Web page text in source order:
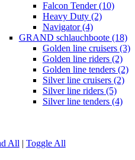
Falcon Tender (10)
Heavy Duty (2)
Navigator (4)
GRAND schlauchboote (18)
Golden line cruisers (3)
Golden line riders (2)
Golden line tenders (2)
Silver line cruisers (2)
Silver line riders (5)
Silver line tenders (4)
All | Toggle All